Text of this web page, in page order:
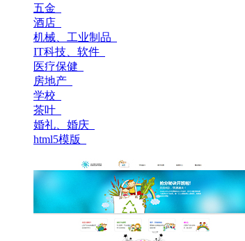
五金
酒店
机械、工业制品
IT科技、软件
医疗保健
房地产
学校
茶叶
婚礼、婚庆
html5模版